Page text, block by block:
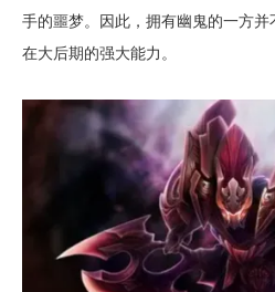
手的噩梦。因此，拥有幽鬼的一方
在大后期的强大能力。